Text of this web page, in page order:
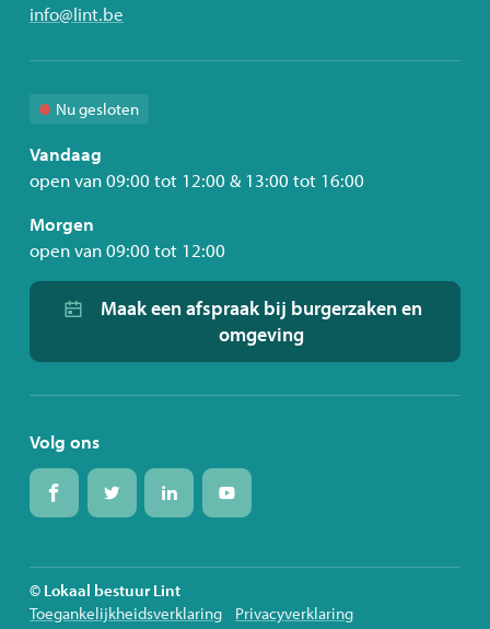
E-
info@lint.be
Nu gesloten
Vandaag
open van09:00 tot 12:00 & 13:00 tot 16:00
Morgen
open van09:00 tot 12:00
Maak een afspraak bij burgerzaken en
omgeving
Volg ons
Volg
ons
Volg
ons
Volg
ons
Volg
ons
© Lokaal bestuur Lint
Toegankelijkheidsverklaring
Privacyverklaring